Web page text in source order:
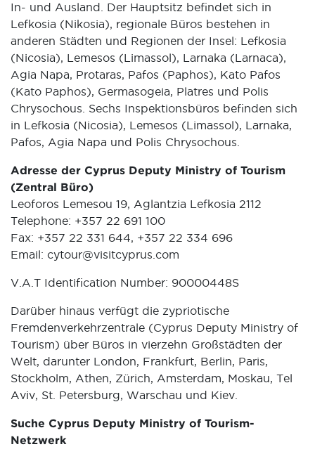
In- und Ausland. Der Hauptsitz befindet sich in
Lefkosia (Nikosia), regionale Büros bestehen in
anderen Städten und Regionen der Insel: Lefkosia
(Nicosia), Lemesos (Limassol), Larnaka (Larnaca),
Agia Napa, Protaras, Pafos (Paphos), Kato Pafos
(Kato Paphos), Germasogeia, Platres und Polis
Chrysochous. Sechs Inspektionsbüros befinden sich
in Lefkosia (Nicosia), Lemesos (Limassol), Larnaka,
Pafos, Agia Napa und Polis Chrysochous.
Adresse der Cyprus Deputy Ministry of Tourism
(Zentral Büro)
Leoforos Lemesou 19, Aglantzia Lefkosia 2112
Telephone: +357 22 691 100
Fax: +357 22 331 644, +357 22 334 696
Email: cytour@visitcyprus.com
V.A.T Identification Number: 90000448S
Darüber hinaus verfügt die zypriotische
Fremdenverkehrzentrale (Cyprus Deputy Ministry of
Tourism) über Büros in vierzehn Großstädten der
Welt, darunter London, Frankfurt, Berlin, Paris,
Stockholm, Athen, Zürich, Amsterdam, Moskau, Tel
Aviv, St. Petersburg, Warschau und Kiev.
Suche Cyprus Deputy Ministry of Tourism-
Netzwerk